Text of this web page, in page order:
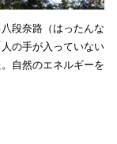
段奈路（はったんな
の手が入っていない
自然のエネルギーを